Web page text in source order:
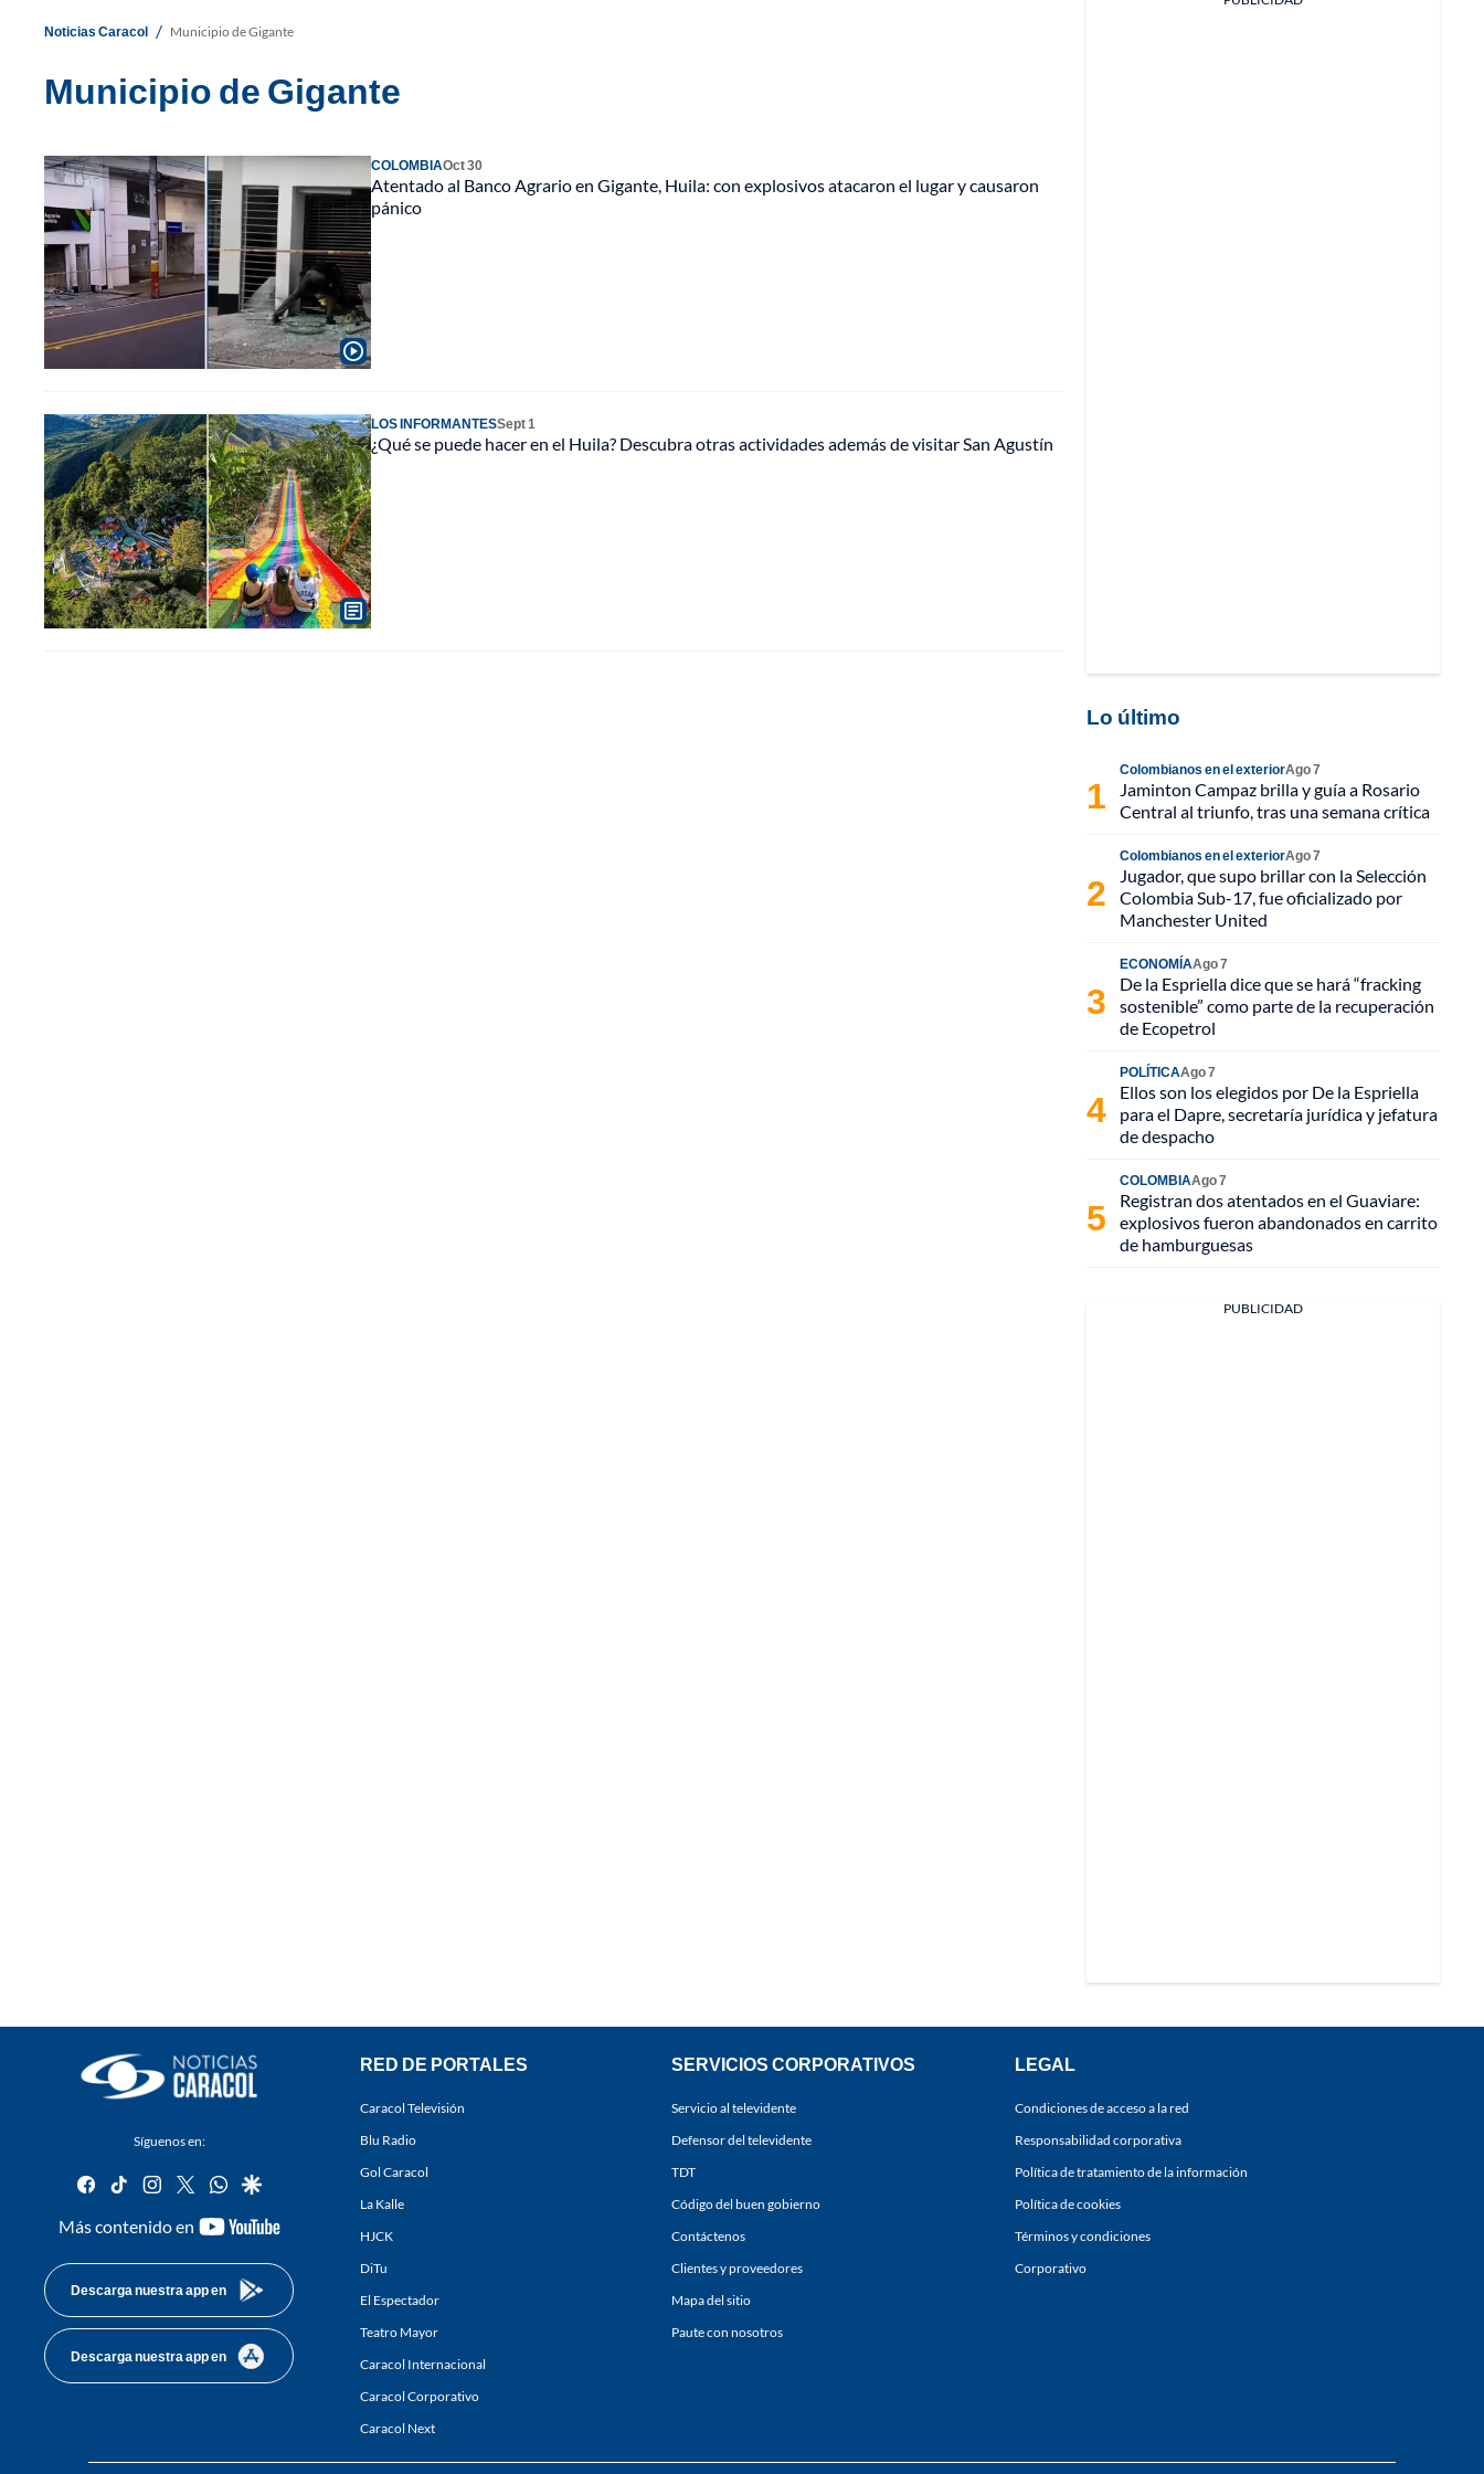
Noticias Caracol / Municipio de Gigante
Municipio de Gigante
COLOMBIAOct 30
Atentado al Banco Agrario en Gigante, Huila: con explosivos atacaron el lugar y causaron
pánico
LOS INFORMANTESSept 1
¿Qué se puede hacer en el Huila? Descubra otras actividades además de visitar San Agustín
Lo último
Colombianos en el exteriorAgo 7
Jaminton Campaz brilla y guía a Rosario
Central al triunfo, tras una semana crítica
Colombianos en el exteriorAgo 7
Jugador, que supo brillar con la Selección
Colombia Sub-17, fue oficializado por
Manchester United
ECONOMÍAAgo 7
De la Espriella dice que se hará “fracking
sostenible” como parte de la recuperación
de Ecopetrol
POLÍTICAAgo 7
Ellos son los elegidos por De la Espriella
para el Dapre, secretaría jurídica y jefatura
de despacho
COLOMBIAAgo 7
Registran dos atentados en el Guaviare:
explosivos fueron abandonados en carrito
de hamburguesas
PUBLICIDAD
Síguenos en:
facebook
tiktok instagram
twitterwhatsapp
google
Más contenido en
youtube-
Descarga nuestra app en
Descarga nuestra app en
RED DE PORTALES
Caracol Televisión
Blu Radio
Gol Caracol
La Kalle
HJCK
DiTu
El Espectador
Teatro Mayor
Caracol Internacional
Caracol Corporativo
Caracol Next
SERVICIOS CORPORATIVOS
Servicio al televidente
Defensor del televidente
TDT
Código del buen gobierno
Contáctenos
Clientes y proveedores
Mapa del sitio
Paute con nosotros
LEGAL
Condiciones de acceso a la red
Responsabilidad corporativa
Política de tratamiento de la información
Política de cookies
Términos y condiciones
Corporativo